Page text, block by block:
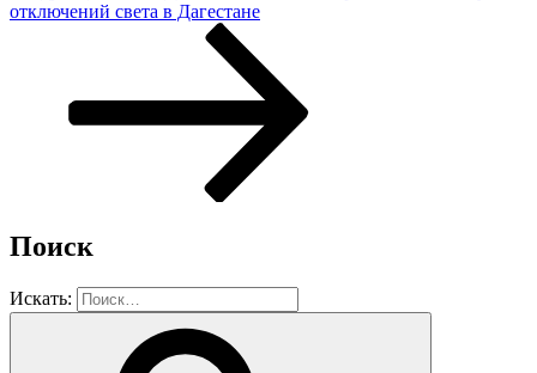
отключений света в Дагестане
Поиск
Искать: